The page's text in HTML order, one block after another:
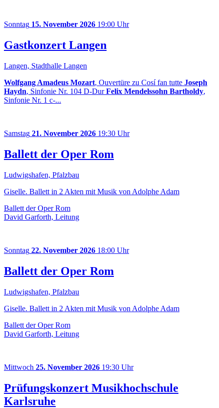
Sonntag 15. November 2026 19:00 Uhr
Gastkonzert Langen
Langen, Stadthalle Langen
Wolfgang Amadeus Mozart, Ouvertüre zu Cosí fan tutte Joseph
Haydn, Sinfonie Nr. 104 D-DurFelix Mendelssohn Bartholdy,
Sinfonie Nr. 1 c-...
Samstag 21. November 2026 19:30 Uhr
Ballett der Oper Rom
Ludwigshafen, Pfalzbau
Giselle. Ballett in 2 Akten mit Musik von Adolphe Adam
Ballett der Oper Rom
David Garforth, Leitung
Sonntag 22. November 2026 18:00 Uhr
Ballett der Oper Rom
Ludwigshafen, Pfalzbau
Giselle. Ballett in 2 Akten mit Musik von Adolphe Adam
Ballett der Oper Rom
David Garforth, Leitung
Mittwoch 25. November 2026 19:30 Uhr
Prüfungskonzert Musikhochschule
Karlsruhe